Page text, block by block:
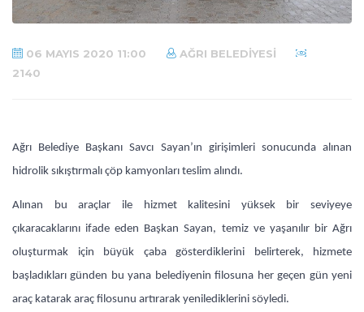
06 MAYIS 2020 11:00
AĞRI BELEDIYESI
2140
Ağrı Belediye Başkanı Savcı Sayan’ın girişimleri sonucunda alınan
hidrolik sıkıştırmalı çöp kamyonları teslim alındı.
Alınan bu araçlar ile hizmet kalitesini yüksek bir seviyeye
çıkaracaklarını ifade eden Başkan Sayan, temiz ve yaşanılır bir Ağrı
oluşturmak için büyük çaba gösterdiklerini belirterek, hizmete
başladıkları günden bu yana belediyenin filosuna her geçen gün yeni
araç katarak araç filosunu artırarak yenilediklerini söyledi.